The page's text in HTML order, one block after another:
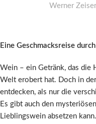
Werner
Eine Geschmacksreise
Wein – ein Getränk, das die
Welt erobert hat. Doch in
entdecken, als nur die
Es gibt auch den
Lieblingswein absetzen